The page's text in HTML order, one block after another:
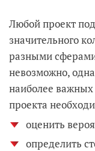
Любой проект
значительного
разными сферами
невозможно,
наиболее
проекта
оценить
определить